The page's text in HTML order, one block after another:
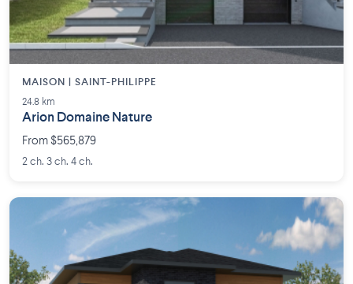
MAISON | SAINT-PHILIPPE
24.8 km
Arion Domaine Nature
From $565,879
2 ch. 3 ch. 4 ch.